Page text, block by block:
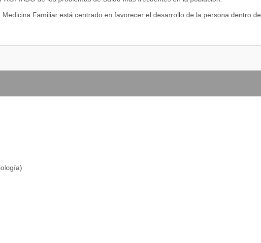
Medicina Familiar está centrado en favorecer el desarrollo de la persona dentro de